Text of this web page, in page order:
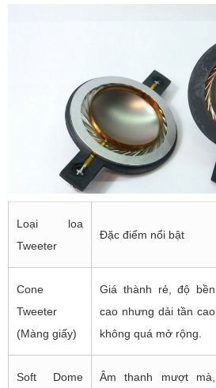
Loại loa
Tweeter
Đặc điểm nổi bật
Cone
Tweeter
(Màng giấy)
Giá thành rẻ, độ bền
cao nhưng dải tần cao
không quá mở rộng.
Soft Dome
Âm thanh mượt mà,